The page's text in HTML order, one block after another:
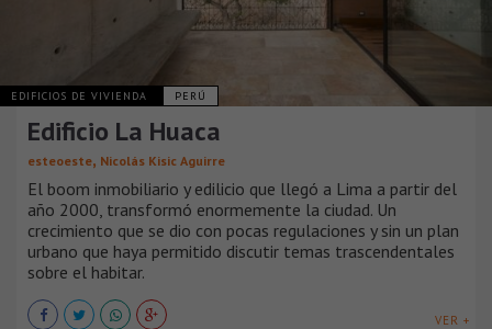
EDIFICIOS DE VIVIENDA PERÚ
Edificio La Huaca
esteoeste, Nicolás Kisic Aguirre
El boom inmobiliario y edilicio que llegó a Lima a partir del
año 2000, transformó enormemente la ciudad. Un
crecimiento que se dio con pocas regulaciones y sin un plan
urbano que haya permitido discutir temas trascendentales
sobre el habitar.
VER +